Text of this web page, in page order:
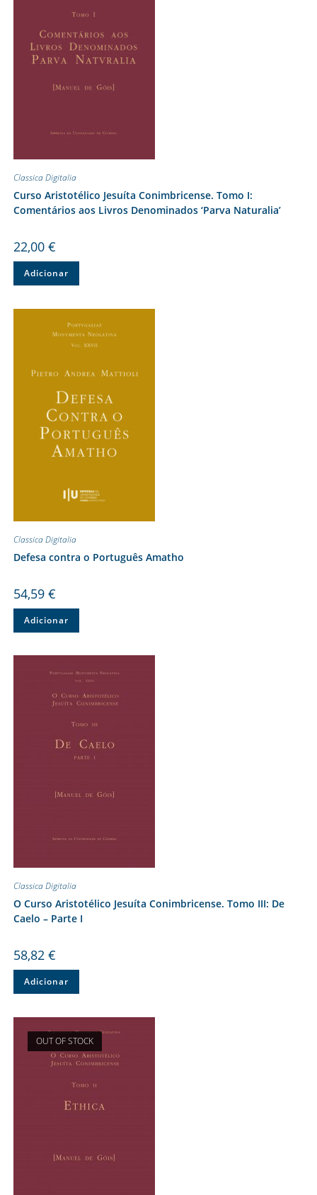
Classica Digitalia
Curso Aristotélico Jesuíta Conimbricense. Tomo I:
Comentários aos Livros Denominados ‘Parva Naturalia’
22,00 €
Adicionar
Classica Digitalia
Defesa contra o Português Amatho
54,59 €
Adicionar
Classica Digitalia
O Curso Aristotélico Jesuíta Conimbricense. Tomo III: De
Caelo – Parte I
58,82 €
Adicionar
OUT OF STOCK